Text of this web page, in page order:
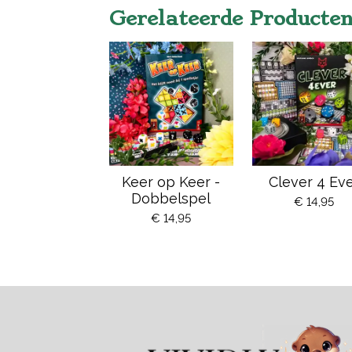
Gerelateerde
Keer op Keer -
Dobbelspel
€ 14,95
Clever 4
€ 14,95